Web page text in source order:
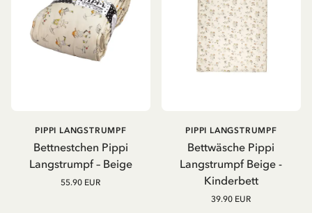
Bettnestchen Pippi
Langstrumpf – Beige
PIPPI LANGSTRUMPF
55.90 EUR
Bettwäsche Pippi
Langstrumpf Beige -
Kinderbett
PIPPI LANGSTRUMPF
39.90 EUR